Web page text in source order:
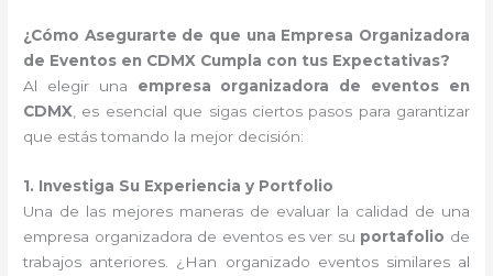
¿Cómo Asegurarte de que una Empresa Organizadora
de Eventos en CDMX Cumpla con tus Expectativas?
Al elegir una empresa organizadora de eventos en
CDMX , es esencial que sigas ciertos pasos para garantizar
que estás tomando la mejor decisión:
1. Investiga Su Experiencia y Portfolio
Una de las mejores maneras de evaluar la calidad de una
empresa organizadora de eventos es ver su portafolio de
trabajos anteriores. ¿Han organizado eventos similares al